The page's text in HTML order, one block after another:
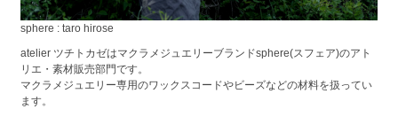
sphere : taro hirose
atelier ツチトカゼはマクラメジュエリーブランドsphere(スフェア)のアト
リエ・素材販売部門です。
マクラメジュエリー専用のワックスコードやビーズなどの材料を扱ってい
ます。